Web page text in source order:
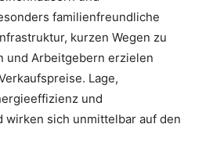
familienfreundliche
kurzen Wegen zu
und Arbeitgebern erzielen
Lage,
und
wirken sich unmittelbar auf den